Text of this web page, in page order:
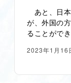
あと、日
が、外国の
ることができ
2023年1月16